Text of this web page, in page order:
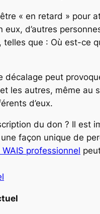
« en retard » pour
eux, d’autres
que : Où est-ce
décalage peut
les autres, même au
d’eux.
du don ? Il est
façon unique de
professionnel